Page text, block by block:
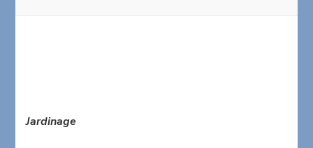
Jardinage